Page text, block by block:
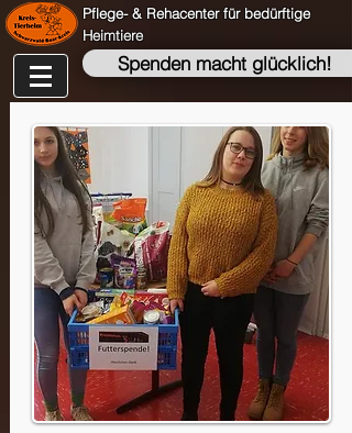
Pflege- & Rehacenter für bedürftige
Heimtiere
Spenden macht glücklich!